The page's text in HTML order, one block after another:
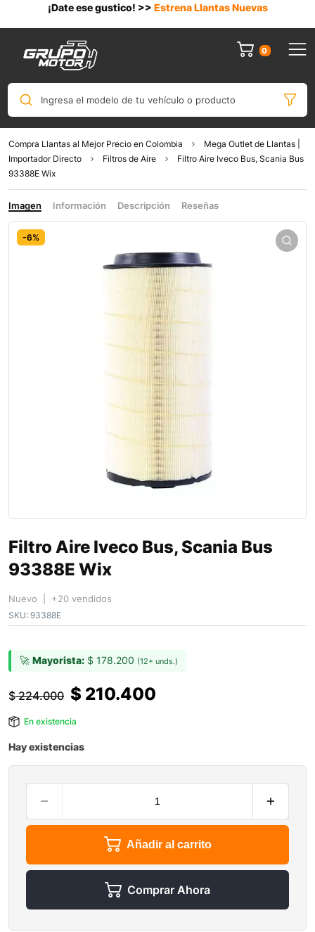
¡Date ese gustico! >> Estrena Llantas Nuevas
0
Ingresa el modelo de tu vehículo o producto
Compra Llantas al Mejor Precio en Colombia
Mega Outlet de Llantas |
Importador Directo
Filtros de Aire
Filtro Aire Iveco Bus, Scania Bus
93388E Wix
Imagen Información Descripción Reseñas
-6%
Filtro Aire Iveco Bus, Scania Bus
93388E Wix
Nuevo | +20 vendidos
SKU: 93388E
🚀 Mayorista: $ 178.200 (12+ unds.)
$224.000 $ 210.400
En existencia
Hay existencias
Añadir al carrito
Comprar Ahora